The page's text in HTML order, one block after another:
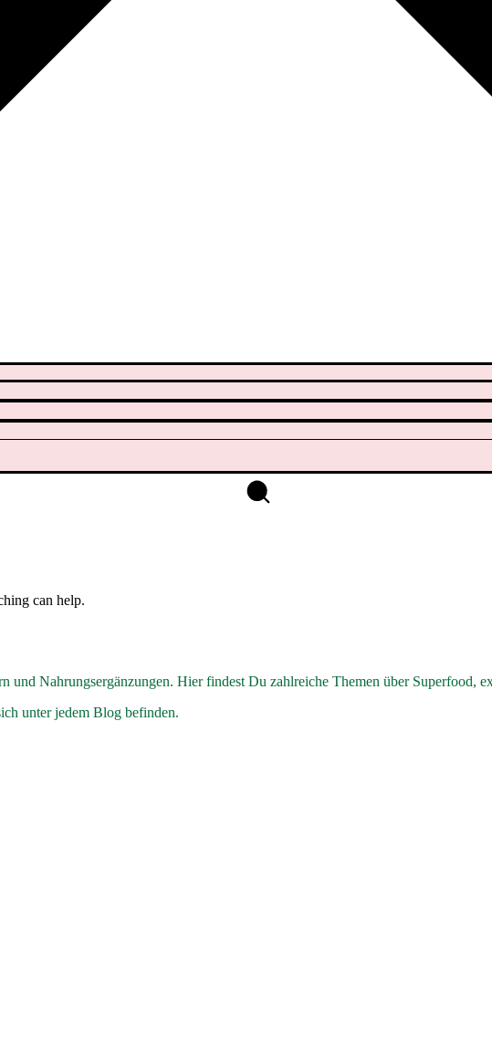
can help.
Nahrungsergänzungen. Hier findest Du zahlreiche Themen über Superfood,
unter jedem Blog befinden.